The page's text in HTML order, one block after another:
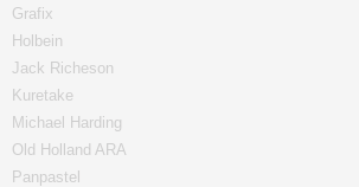
Grafix
Holbein
Jack Richeson
Kuretake
Michael Harding
Old Holland ARA
Panpastel